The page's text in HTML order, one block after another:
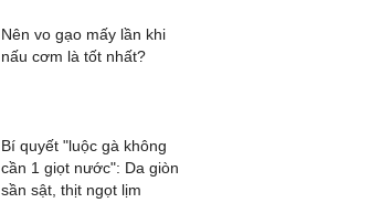
Nên vo gạo mấy lần khi
nấu cơm là tốt nhất?
Bí quyết "luộc gà không
cần 1 giọt nước": Da giòn
sần sật, thịt ngọt lịm